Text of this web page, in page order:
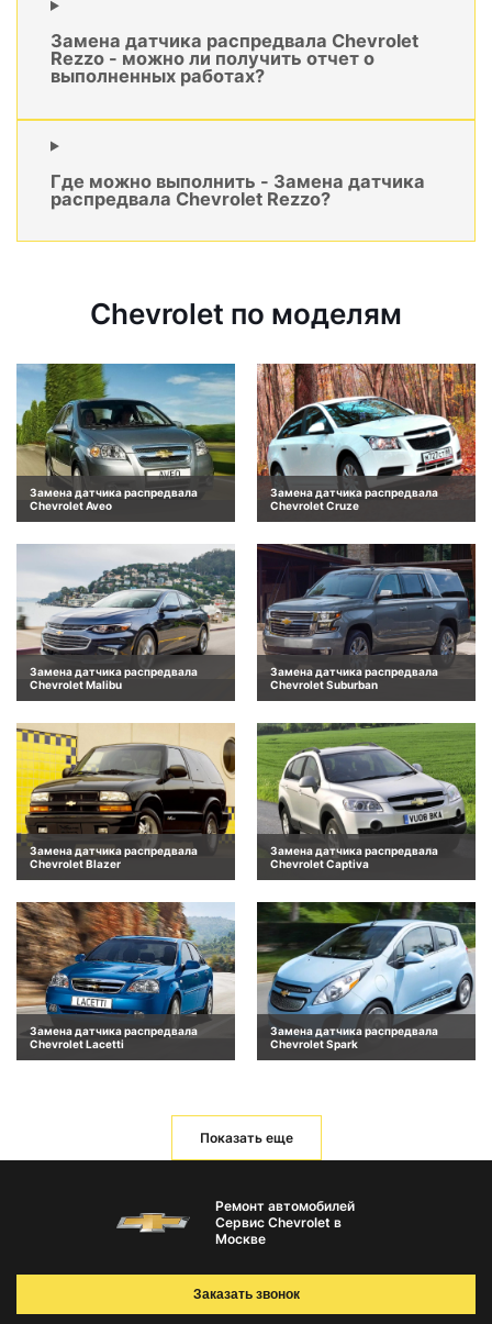
Замена датчика распредвала Chevrolet
Rezzo - можно ли получить отчет о
выполненных работах?
Где можно выполнить - Замена датчика
распредвала Chevrolet Rezzo?
Chevrolet по моделям
Замена датчика распредвала
Chevrolet Aveo
Замена датчика распредвала
Chevrolet Cruze
Замена датчика распредвала
Chevrolet Malibu
Замена датчика распредвала
Chevrolet Suburban
Замена датчика распредвала
Chevrolet Blazer
Замена датчика распредвала
Chevrolet Captiva
Замена датчика распредвала
Chevrolet Lacetti
Замена датчика распредвала
Chevrolet Spark
Показать еще
Ремонт автомобилей
Сервис Chevrolet в
Москве
Заказать звонок